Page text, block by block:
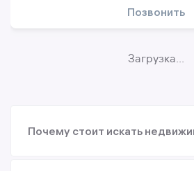
Позвонить
Загрузка...
Почему стоит искать